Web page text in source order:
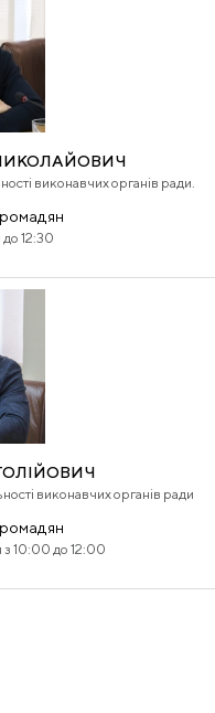
виконавчих органів ради.
12:30
виконавчих органів ради
з 10:00 до 12:00